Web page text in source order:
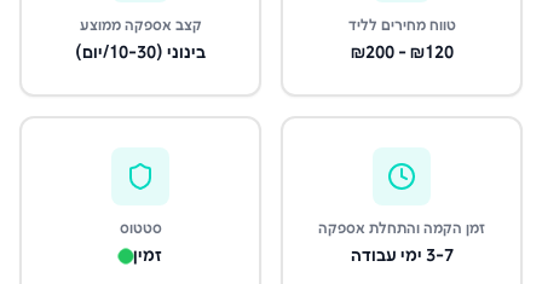
טווח מחירים לליד
₪120 - ₪200
קצב אספקה ממוצע
בינוני (10-30/יום)
זמן הקמה והתחלת אספקה
3-7 ימי עבודה
סטטוס
זמין